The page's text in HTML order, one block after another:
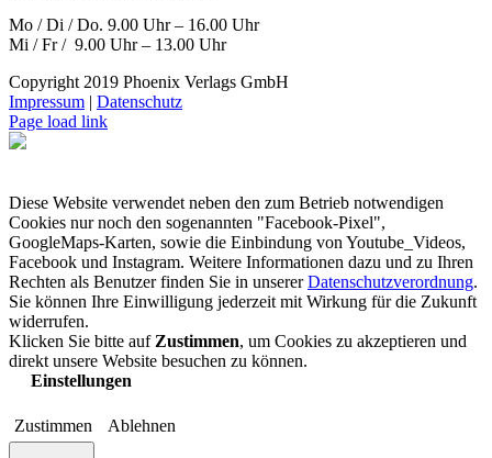
Mo / Di / Do. 9.00 Uhr – 16.00 Uhr
Mi / Fr / 9.00 Uhr – 13.00 Uhr
Copyright 2019 Phoenix Verlags GmbH
Impressum | Datenschutz
Page load link
Diese Website verwendet neben den zum Betrieb notwendigen
Cookies nur noch den sogenannten "Facebook-Pixel",
GoogleMaps-Karten, sowie die Einbindung von Youtube_Videos,
Facebook und Instagram. Weitere Informationen dazu und zu Ihren
Rechten als Benutzer finden Sie in unsererDatenschutzverordnung.
Sie können Ihre Einwilligung jederzeit mit Wirkung für die Zukunft
widerrufen.
Klicken Sie bitte auf Zustimmen, um Cookies zu akzeptieren und
direkt unsere Website besuchen zu können.
Einstellungen
Zustimmen Ablehnen